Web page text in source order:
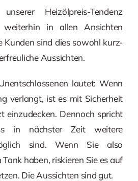
Heizölpreis-Tendenz
in allen Ansichten
Kunden sind dies sowohl kurz-
Aussichten.
lautet: Wenn
verlangt, ist es mit Sicherheit
einzudecken. Dennoch spricht
in nächster Zeit weitere
sind. Wenn Sie also
haben, riskieren Sie es auf
Die Aussichten sind gut.